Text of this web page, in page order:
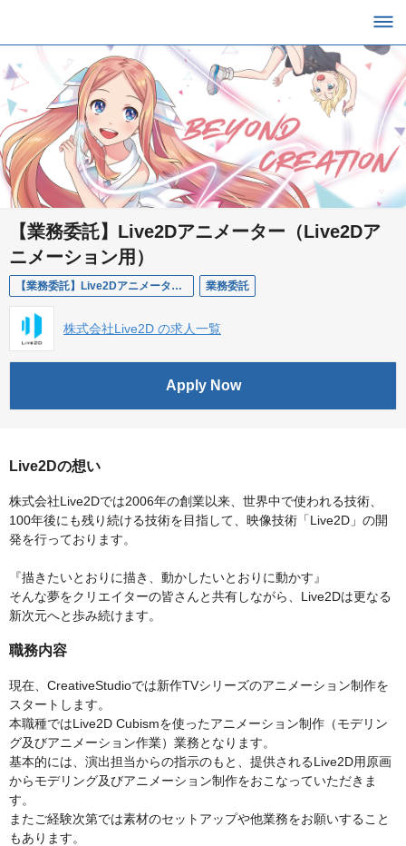
【業務委託】Live2Dアニメーター（Live2Dア
ニメーション用）
【業務委託】Live2Dアニメーター（Live2Dアニメーション用） 業務委託
株式会社Live2D の求人一覧
Apply Now
Live2Dの想い
株式会社Live2Dでは2006年の創業以来、世界中で使われる技術、
100年後にも残り続ける技術を目指して、映像技術「Live2D」の開
発を行っております。
『描きたいとおりに描き、動かしたいとおりに動かす』
そんな夢をクリエイターの皆さんと共有しながら、Live2Dは更なる
新次元へと歩み続けます。
職務内容
現在、CreativeStudioでは新作TVシリーズのアニメーション制作を
スタートします。
本職種ではLive2D Cubismを使ったアニメーション制作（モデリン
グ及びアニメーション作業）業務となります。
基本的には、演出担当からの指示のもと、提供されるLive2D用原画
からモデリング及びアニメーション制作をおこなっていただきま
す。
またご経験次第では素材のセットアップや他業務をお願いすること
もあります。